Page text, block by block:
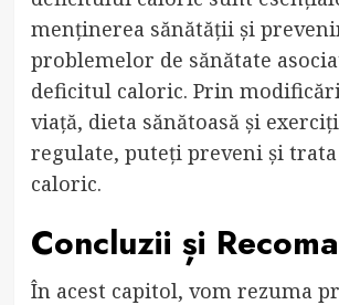
menținerea sănătății și
problemelor de sănătate
deficitul caloric. Prin
viață, dieta sănătoasă și
regulate, puteți preveni și
caloric.
Concluzii și
În acest capitol, vom rezuma